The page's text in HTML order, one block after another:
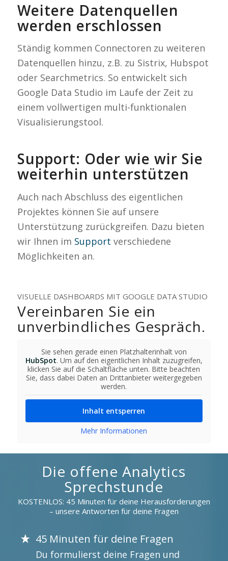
Weitere Datenquellen
werden erschlossen
Ständig kommen Connectoren zu weiteren
Datenquellen hinzu, z.B. zu Sistrix, Hubspot
oder Searchmetrics. So entwickelt sich
Google Data Studio im Laufe der Zeit zu
einem vollwertigen multi-funktionalen
Visualisierungstool.
Support: Oder wie wir Sie
weiterhin unterstützen
Auch nach Abschluss des eigentlichen
Projektes können Sie auf unsere
Unterstützung zurückgreifen. Dazu bieten
wir Ihnen im Support verschiedene
Möglichkeiten an.
VISUELLE DASHBOARDS MIT GOOGLE DATA STUDIO
Vereinbaren Sie ein
unverbindliches Gespräch.
Sie sehen gerade einen Platzhalterinhalt von
HubSpot. Um auf den eigentlichen Inhalt zuzugreifen,
klicken Sie auf die Schaltfläche unten. Bitte beachten
Sie, dass dabei Daten an Drittanbieter weitergegeben
werden.
Inhalt entsperren
Mehr Informationen
Die offene Analytics
Sprechstunde
KOSTENLOS: 45 Minuten für deine Herausforderungen
– unsere Antworten für deine Fragen
45 Minuten für deine Fragen
Du formulierst deine Fragen und